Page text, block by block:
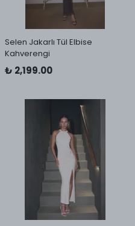
Selen Jakarlı Tül Elbise
Kahverengi
₺ 2,199.00